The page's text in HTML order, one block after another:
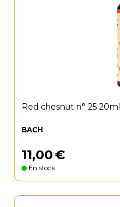
Red chesnut n° 25 20ml
BACH
11,00€
En stock